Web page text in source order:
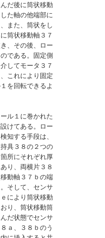
だ後に筒状移動
た軸の他端部に
また、筒状をし
筒状移動軸３７
、その後、ロー
である。固定側
してモータ３７
これにより固定
を回転できるよ
ル１に巻かれた
けてある。ロー
知する手段は、
具３８の２つの
所にそれぞれ厚
り、両横片３８
動軸３７ｂの端
そして、センサ
により筒状移動
り、筒状移動筒
だ状態でセンサ
ａ、３８ｂのう